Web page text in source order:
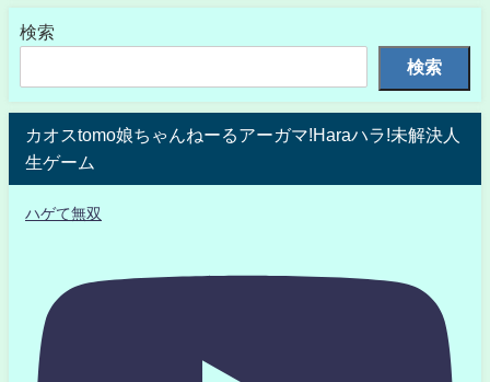
検索
検索
カオスtomo娘ちゃんねーるアーガマ!Haraハラ!未解決人
生ゲーム
ハゲて無双